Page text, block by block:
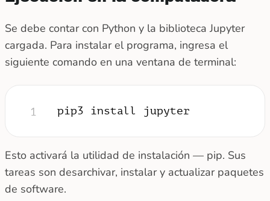
Se debe contar con Python y la biblioteca Jupyter
cargada. Para instalar el programa, ingresa el
siguiente comando en una ventana de terminal:
1 pip3 install jupyter
Esto activará la utilidad de instalación — pip. Sus
tareas son desarchivar, instalar y actualizar paquetes
de software.